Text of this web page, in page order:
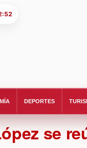
DEPORTES
se